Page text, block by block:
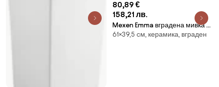
80,89 €
158,21 лв.
Mexen Emma вградена мивка в
плот 61 x 39 см, бяла -
61×39,5 cм, керамика, вграден